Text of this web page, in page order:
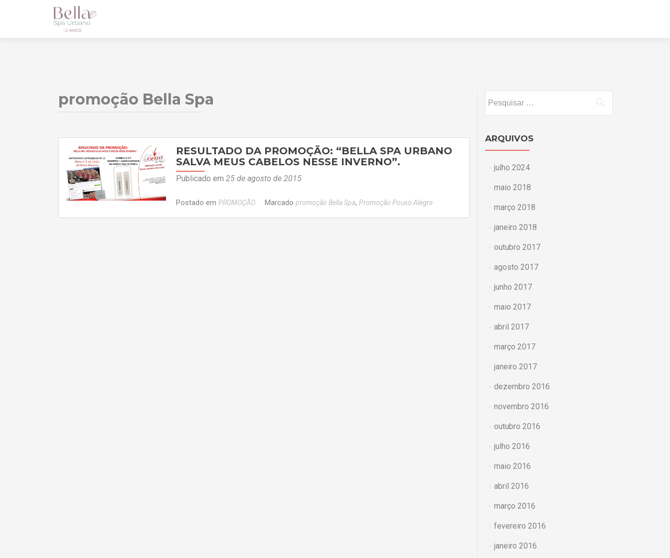
promoção Bella Spa
RESULTADO DA PROMOÇÃO: “BELLA SPA URBANO
SALVA MEUS CABELOS NESSE INVERNO”.
Publicado em 25 de agosto de 2015
Postado em PROMOÇÃO Marcado promoção Bella Spa, Promoção Pouso Alegre
por:
ARQUIVOS
julho 2024
maio 2018
março 2018
janeiro 2018
outubro 2017
agosto 2017
junho 2017
maio 2017
abril 2017
março 2017
janeiro 2017
dezembro 2016
novembro 2016
outubro 2016
julho 2016
maio 2016
abril 2016
março 2016
fevereiro 2016
janeiro 2016